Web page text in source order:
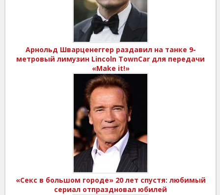
Арнольд Шварценеггер раздавил на танке 9-
метровый лимузин Lincoln TownCar для передачи
«Make it!»
«Секс в большом городе» 20 лет спустя: любимый
сериал отпраздновал юбилей